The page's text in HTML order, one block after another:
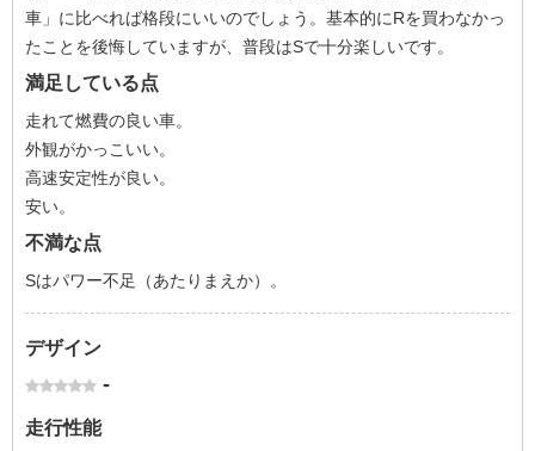
車」に比べれば格段にいいのでしょう。基本的にRを買わなかっ
たことを後悔していますが、普段はSで十分楽しいです。
満足している点
走れて燃費の良い車。
外観がかっこいい。
高速安定性が良い。
安い。
不満な点
Sはパワー不足（あたりまえか）。
デザイン
-
走行性能